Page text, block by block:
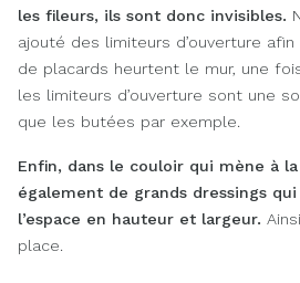
les fileurs, ils sont donc invisibles.
ajouté des limiteurs d’ouverture
de placards heurtent le mur, une
les limiteurs d’ouverture sont une
que les butées par exemple.
Enfin, dans le couloir qui mène à
également de grands dressings
l’espace en hauteur et largeur.
place.